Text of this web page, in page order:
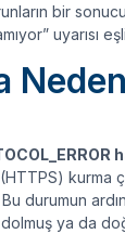
bir
uyarısı
kurma
Bu durumun
ya da